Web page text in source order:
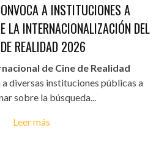
A INSTITUCIONES A
LA INTERNACIONALIZACIÓN DEL
REALIDAD 2026
de Cine de Realidad
diversas instituciones públicas a
sobre la búsqueda...
Leer más